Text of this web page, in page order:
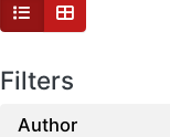
Filters
Author